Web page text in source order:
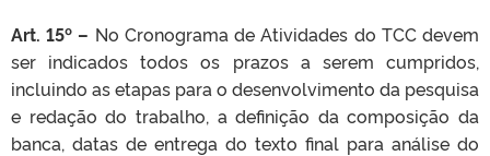
Art. 15º – No Cronograma de Atividades do TCC devem
ser indicados todos os prazos a serem cumpridos,
incluindo as etapas para o desenvolvimento da pesquisa
e redação do trabalho, a definição da composição da
banca, datas de entrega do texto final para análise do